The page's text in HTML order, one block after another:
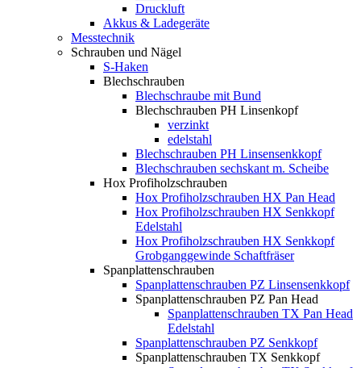
Druckluft
Akkus & Ladegeräte
Messtechnik
Schrauben und Nägel
S-Haken
Blechschrauben
Blechschraube mit Bund
Blechschrauben PH Linsenkopf
verzinkt
edelstahl
Blechschrauben PH Linsensenkkopf
Blechschrauben sechskant m. Scheibe
Hox Profiholzschrauben
Hox Profiholzschrauben HX Pan Head
Hox Profiholzschrauben HX Senkkopf
Edelstahl
Hox Profiholzschrauben HX Senkkopf
Grobganggewinde Schaftfräser
Spanplattenschrauben
Spanplattenschrauben PZ Linsensenkkopf
Spanplattenschrauben PZ Pan Head
Spanplattenschrauben TX Pan Head
Edelstahl
Spanplattenschrauben PZ Senkkopf
Spanplattenschrauben TX Senkkopf